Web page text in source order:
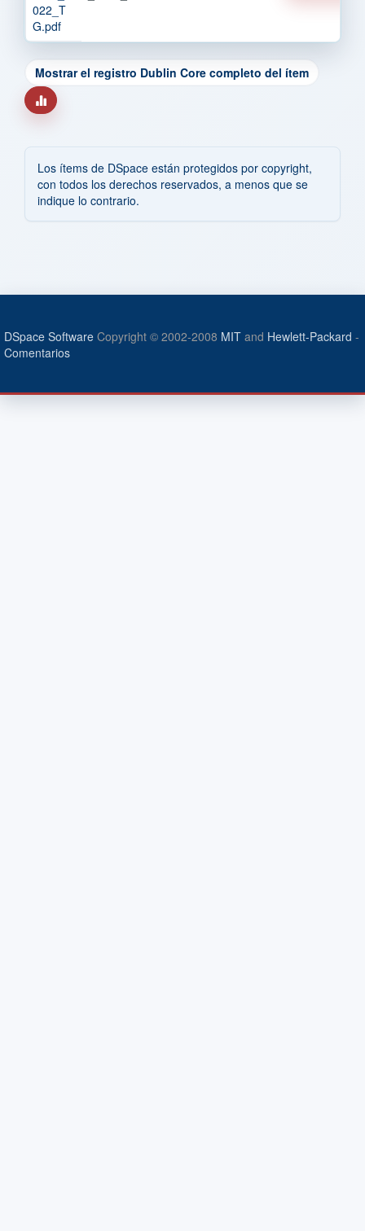
022_T
G.pdf
Mostrar el registro Dublin Core completo del ítem
Los ítems de DSpace están protegidos por copyright,
con todos los derechos reservados, a menos que se
indique lo contrario.
DSpace Software Copyright © 2002-2008 MIT and Hewlett-Packard -
Comentarios